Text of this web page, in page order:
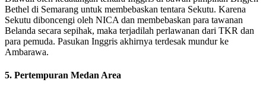
Bethel di Semarang untuk membebaskan tentara Sekutu. Karena
Sekutu diboncengi oleh NICA dan membebaskan para tawanan
Belanda secara sepihak, maka terjadilah perlawanan dari TKR dan
para pemuda. Pasukan Inggris akhirnya terdesak mundur ke
Ambarawa.
5. Pertempuran Medan Area